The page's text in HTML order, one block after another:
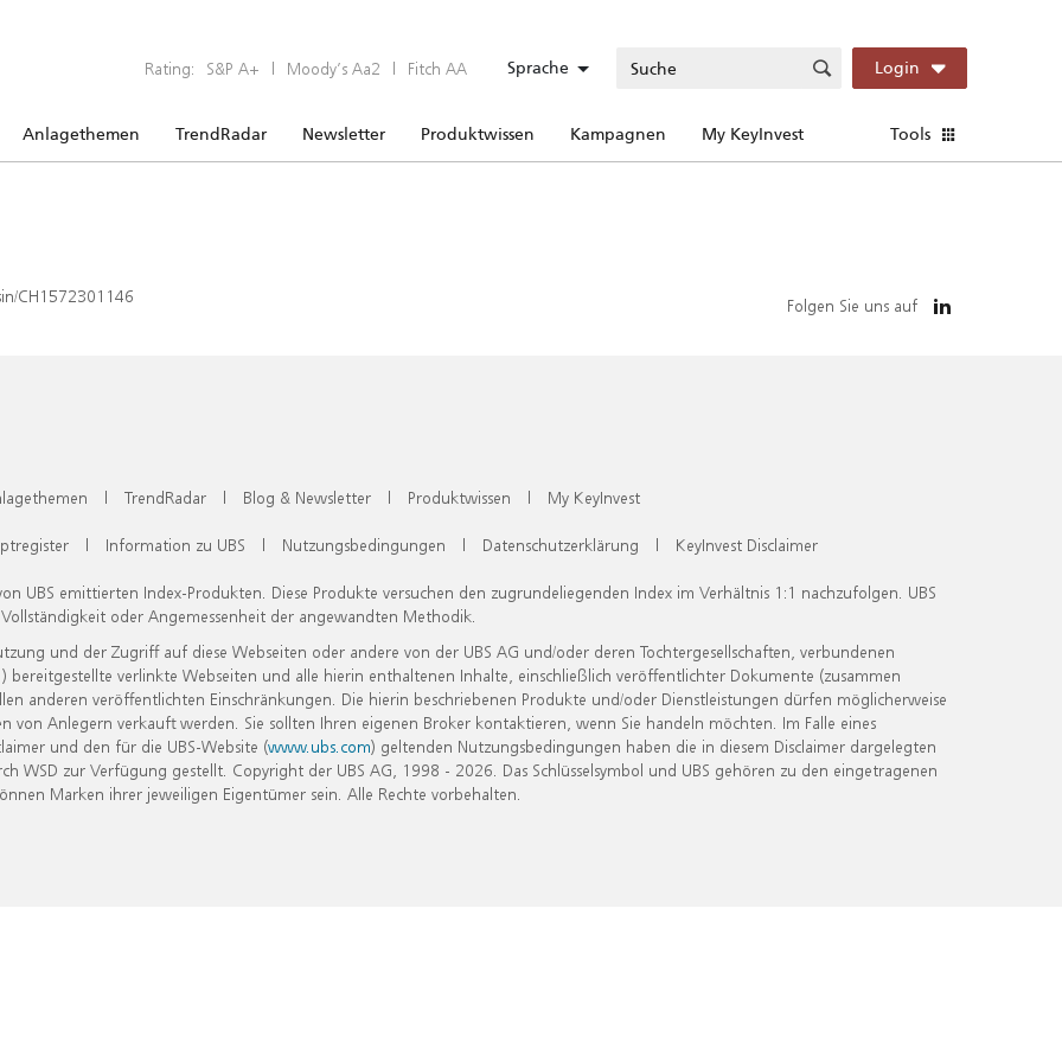
Rating: S&P A+ | Moody’s Aa2 | Fitch AA Sprache Login
Anlagethemen TrendRadar Newsletter Produktwissen Kampagnen My KeyInvest Tools
CH1572301146 Folgen Sie uns auf
| TrendRadar | Blog & Newsletter | Produktwissen | My KeyInvest
| Information zu UBS | Nutzungsbedingungen | Datenschutzerklärung | KeyInvest Disclaimer
UBS emittierten Index-Produkten. Diese Produkte versuchen den zugrundeliegenden Index im Verhältnis 1:1 nachzufolgen. UBS
oder Angemessenheit der angewandten Methodik.
und der Zugriff auf diese Webseiten oder andere von der UBS AG und/oder deren Tochtergesellschaften, verbundenen
verlinkte Webseiten und alle hierin enthaltenen Inhalte, einschließlich veröffentlichter Dokumente (zusammen
anderen veröffentlichten Einschränkungen. Die hierin beschriebenen Produkte und/oder Dienstleistungen dürfen möglicherweise
Anlegern verkauft werden. Sie sollten Ihren eigenen Broker kontaktieren, wenn Sie handeln möchten. Im Falle eines
und den für die UBS-Website (www.ubs.com) geltenden Nutzungsbedingungen haben die in diesem Disclaimer dargelegten
zur Verfügung gestellt. Copyright der UBS AG, 1998 - 2026. Das Schlüsselsymbol und UBS gehören zu den eingetragenen
Marken ihrer jeweiligen Eigentümer sein. Alle Rechte vorbehalten.